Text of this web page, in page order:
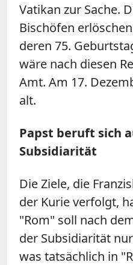
Vatikan zur Sache.
Bischöfen
deren 75.
wäre nach diesen
Amt. Am 17.
alt.
Papst beruft sich
Subsidiarität
Die Ziele, die
der Kurie verfolgt,
"Rom" soll nach
der Subsidiarität
was tatsächlich in